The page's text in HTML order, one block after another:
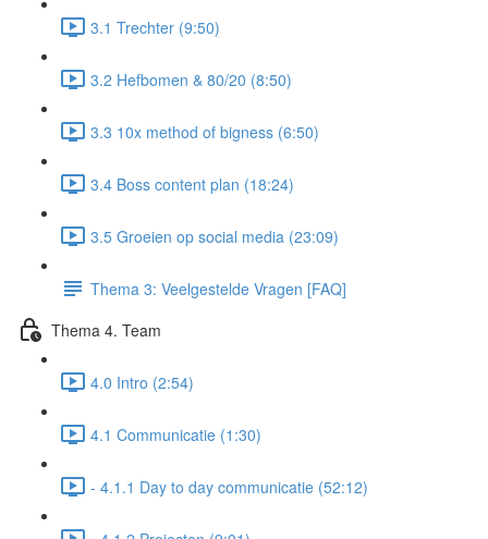
3.1 Trechter (9:50)
3.2 Hefbomen & 80/20 (8:50)
3.3 10x method of bigness (6:50)
3.4 Boss content plan (18:24)
3.5 Groeien op social media (23:09)
Thema 3: Veelgestelde Vragen [FAQ]
Thema 4. Team
4.0 Intro (2:54)
4.1 Communicatie (1:30)
- 4.1.1 Day to day communicatie (52:12)